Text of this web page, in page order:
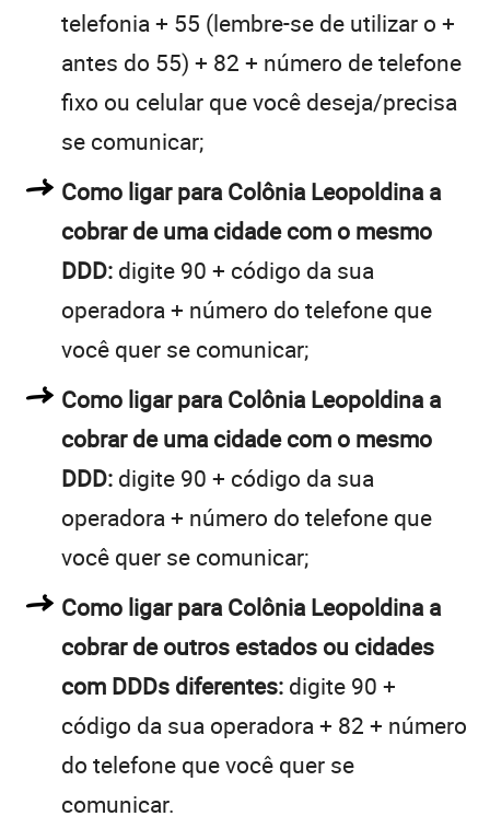
telefonia + 55 (lembre-se de utilizar o +
antes do 55) + 82 + número de telefone
fixo ou celular que você deseja/precisa
se comunicar;
Como ligar para Colônia Leopoldina a
cobrar de uma cidade com o mesmo
DDD: digite 90 + código da sua
operadora + número do telefone que
você quer se comunicar;
Como ligar para Colônia Leopoldina a
cobrar de uma cidade com o mesmo
DDD: digite 90 + código da sua
operadora + número do telefone que
você quer se comunicar;
Como ligar para Colônia Leopoldina a
cobrar de outros estados ou cidades
com DDDs diferentes: digite 90 +
código da sua operadora + 82 + número
do telefone que você quer se
comunicar.